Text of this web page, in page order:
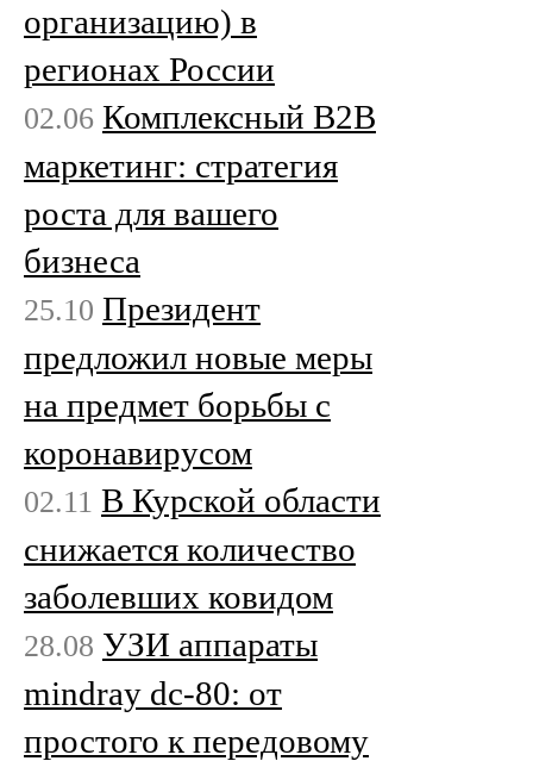
организацию) в
регионах России
02.06 Комплексный B2B
маркетинг: стратегия
роста для вашего
бизнеса
25.10 Президент
предложил новые меры
на предмет борьбы с
коронавирусом
02.11 В Курской области
снижается количество
заболевших ковидом
28.08 УЗИ аппараты
mindray dc-80: от
простого к передовому